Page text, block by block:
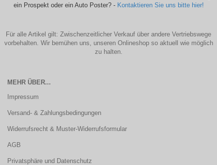
ein Prospekt oder ein Auto Poster? - Kontaktieren Sie uns bitte hier!
Für alle Artikel gilt: Zwischenzeitlicher Verkauf über andere Vertriebswege
vorbehalten. Wir bemühen uns, unseren Onlineshop so aktuell wie möglich
zu halten.
MEHR ÜBER...
Impressum
Versand- & Zahlungsbedingungen
Widerrufsrecht & Muster-Widerrufsformular
AGB
Privatsphäre und Datenschutz